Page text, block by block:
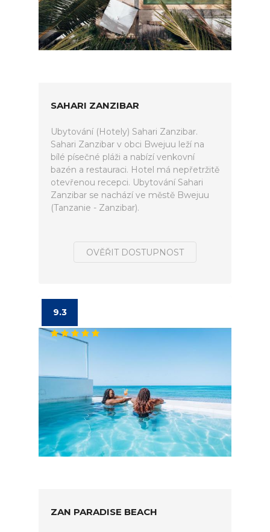
SAHARI ZANZIBAR
Ubytování (Hotely) Sahari Zanzibar.
Sahari Zanzibar v obci Bwejuu leží na
bílé písečné pláži a nabízí venkovní
bazén a restauraci. Hotel má nepřetržitě
otevřenou recepci. Ubytování Sahari
Zanzibar se nachází ve městě Bwejuu
(Tanzanie - Zanzibar).
OVĚŘIT DOSTUPNOST
9.3
ZAN PARADISE BEACH